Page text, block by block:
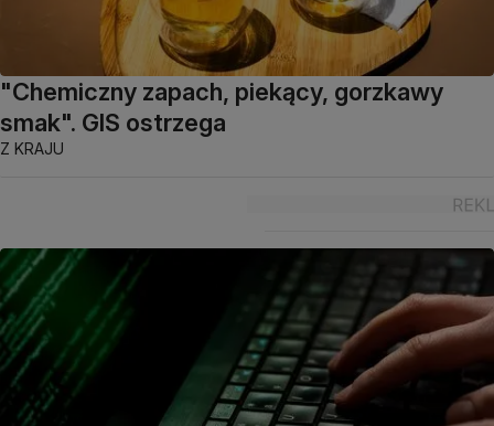
"Chemiczny zapach, piekący, gorzkawy
smak". GIS ostrzega
Z KRAJU